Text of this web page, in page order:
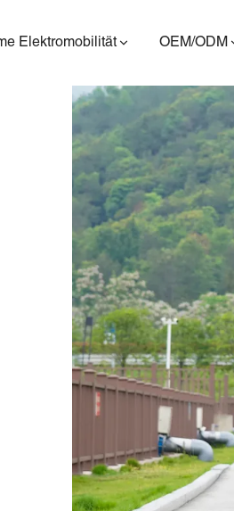
Elektromobilität OEM/ODM
ES400A